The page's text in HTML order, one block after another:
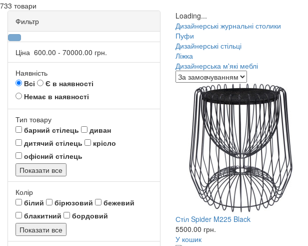
733 товари
Фильтр
Ціна 600.00 - 70000.00 грн.
Наявність
Всі
Є в наявності
Немає в наявності
Тип товару
барний стілець
диван
дитячий стілець
крісло
офісний стілець
Показати все
Колір
білий
бірюзовий
бежевий
блакитний
бордовий
Показати все
Loading...
Дизайнерські журнальні столики
Пуфи
Дизайнерські стільці
Ліжка
Дизайнерська м'які меблі
Стіл Spider M225 Black
5500.00 грн.
У кошик